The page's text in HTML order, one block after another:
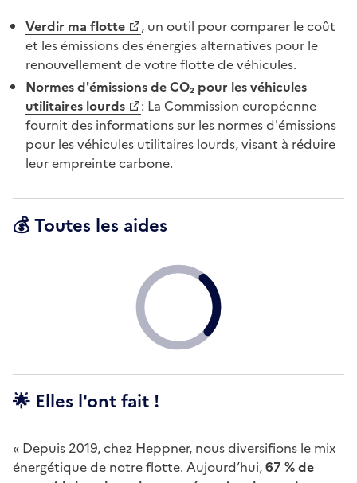
Verdir ma flotte
, un outil pour comparer le coût
et les émissions des énergies alternatives pour le
renouvellement de votre flotte de véhicules.
Normes d'émissions de CO₂ pour les véhicules
utilitaires lourds
: La Commission européenne
fournit des informations sur les normes d'émissions
pour les véhicules utilitaires lourds, visant à réduire
leur empreinte carbone.
💰 Toutes les aides
🌟 Elles l'ont fait !
« Depuis 2019, chez Heppner, nous diversifions le mix
énergétique de notre flotte. Aujourd’hui,67 % de